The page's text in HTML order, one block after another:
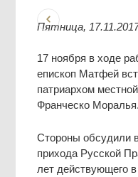
Пятница,
17 ноября в ходе
епископ Матфей
патриархом
Франческо Моралья.
Стороны обсудили
прихода Русской
лет действующего